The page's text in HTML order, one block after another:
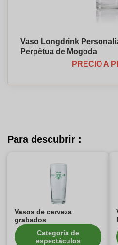
Vaso Longdrink
Perpètua de Mogoda
PRECIO A
Para descubrir :
Vasos de cerveza
grabados
Categoría de
espectáculos